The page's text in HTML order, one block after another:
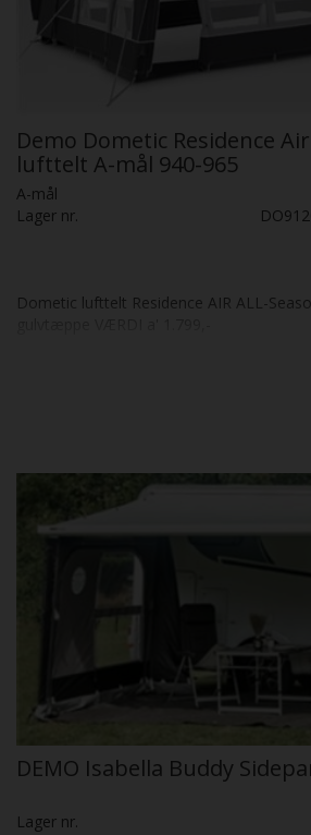
Demo Dometic Residence
lufttelt A-mål 940-965
A-mål
Lager nr.
Dometic lufttelt Residence AIR ALL-
DEMO Isabella Buddy
Lager nr.